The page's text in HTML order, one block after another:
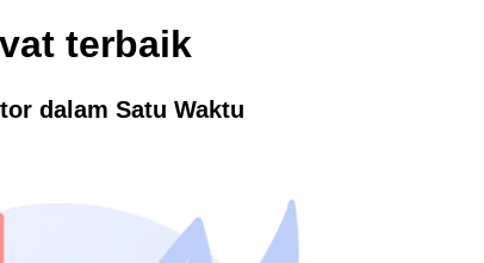
terbaik
dalam Satu Waktu